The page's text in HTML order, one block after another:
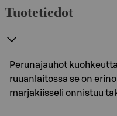
Tuotetiedot
Perunajauhot
ruuanlaitossa se on
marjakiisseli onnistuu